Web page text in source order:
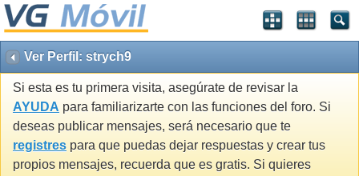
Ver Perfil: strych9
Si esta es tu primera visita, asegúrate de revisar la
AYUDA para familiarizarte con las funciones del foro. Si
deseas publicar mensajes, será necesario que te
registres para que puedas dejar respuestas y crear tus
propios mensajes, recuerda que es gratis. Si quieres